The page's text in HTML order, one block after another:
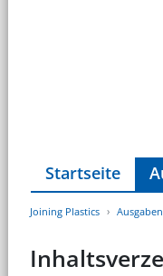
Startseite
Joining Plastics Ausgaben